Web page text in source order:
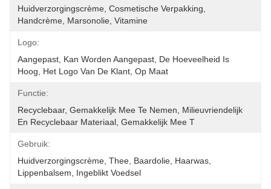
Huidverzorgingscrème, Cosmetische Verpakking,
Handcrème, Marsonolie, Vitamine
Logo:
Aangepast, Kan Worden Aangepast, De Hoeveelheid Is
Hoog, Het Logo Van De Klant, Op Maat
Functie:
Recyclebaar, Gemakkelijk Mee Te Nemen, Milieuvriendelijk
En Recyclebaar Materiaal, Gemakkelijk Mee T
Gebruik:
Huidverzorgingscrème, Thee, Baardolie, Haarwas,
Lippenbalsem, Ingeblikt Voedsel